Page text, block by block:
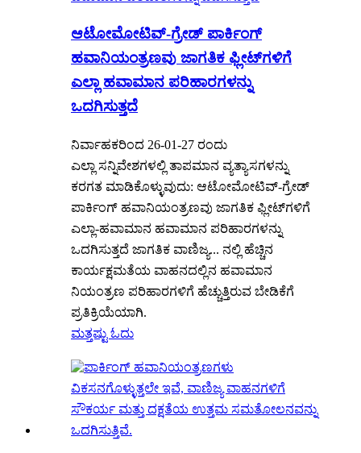
ಆಟೋಮೋಟಿವ್-ಗ್ರೇಡ್ ಪಾರ್ಕಿಂಗ್
ಹವಾನಿಯಂತ್ರಣವು ಜಾಗತಿಕ ಫ್ಲೀಟ್‌ಗಳಿಗೆ
ಎಲ್ಲಾ ಹವಾಮಾನ ಪರಿಹಾರಗಳನ್ನು
ಒದಗಿಸುತ್ತದೆ
ನಿರ್ವಾಹಕರಿಂದ 26-01-27 ರಂದು
ಎಲ್ಲಾ ಸನ್ನಿವೇಶಗಳಲ್ಲಿ ತಾಪಮಾನ ವ್ಯತ್ಯಾಸಗಳನ್ನು
ಕರಗತ ಮಾಡಿಕೊಳ್ಳುವುದು: ಆಟೋಮೋಟಿವ್-ಗ್ರೇಡ್
ಪಾರ್ಕಿಂಗ್ ಹವಾನಿಯಂತ್ರಣವು ಜಾಗತಿಕ ಫ್ಲೀಟ್‌ಗಳಿಗೆ
ಎಲ್ಲಾ-ಹವಾಮಾನ ಹವಾಮಾನ ಪರಿಹಾರಗಳನ್ನು
ಒದಗಿಸುತ್ತದೆ ಜಾಗತಿಕ ವಾಣಿಜ್ಯ... ನಲ್ಲಿ ಹೆಚ್ಚಿನ
ಕಾರ್ಯಕ್ಷಮತೆಯ ವಾಹನದಲ್ಲಿನ ಹವಾಮಾನ
ನಿಯಂತ್ರಣ ಪರಿಹಾರಗಳಿಗೆ ಹೆಚ್ಚುತ್ತಿರುವ ಬೇಡಿಕೆಗೆ
ಪ್ರತಿಕ್ರಿಯೆಯಾಗಿ.
ಮತ್ತಷ್ಟು ಓದು